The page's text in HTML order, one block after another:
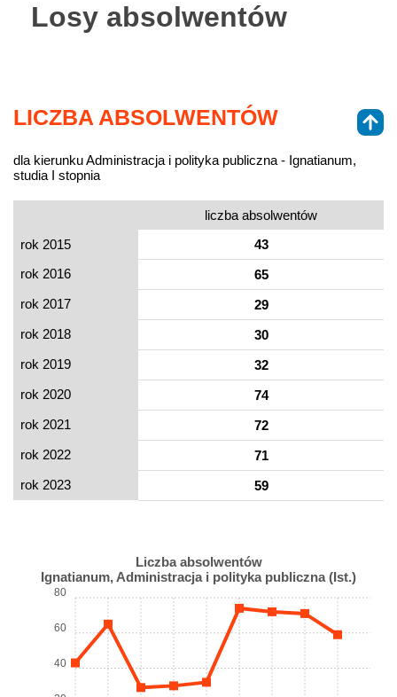
Losy absolwentów
LICZBA ABSOLWENTÓW
dla kierunku Administracja i polityka publiczna - Ignatianum,
studia I stopnia
liczba absolwentów
rok 2015
43
rok 2016
65
rok 2017
29
rok 2018
30
rok 2019
32
rok 2020
74
rok 2021
72
rok 2022
71
rok 2023
59
Liczba absolwentów
Ignatianum, Administracja i polityka publiczna (Ist.)
40
60
80